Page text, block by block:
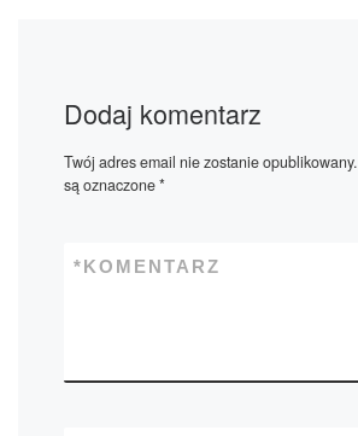
Dodaj komentarz
Twój adres email nie zostanie opublikowany.
są oznaczone*
KOMENTARZ
*